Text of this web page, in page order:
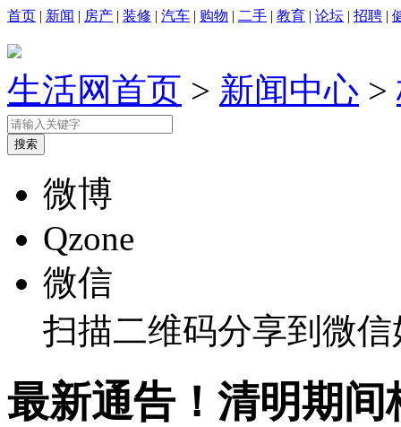
首页 | 新闻 | 房产 | 装修 | 汽车 | 购物 | 二手 | 教育 | 论坛 | 招聘 |
生活网首页 > 新闻中心 >
微博
Qzone
微信
扫描二维码分享到微
最新通告！清明期